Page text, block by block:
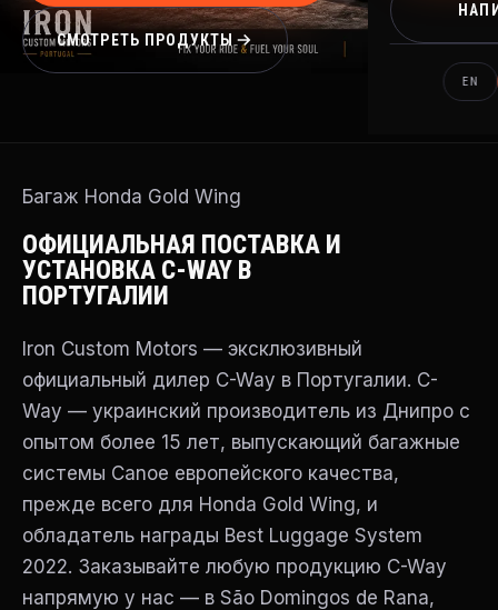
EN
СМОТРЕТЬ ПРОДУКТЫ
Багаж Honda Gold Wing
ОФИЦИАЛЬНАЯ ПОСТАВКА И
УСТАНОВКА C-WAY В
ПОРТУГАЛИИ
Iron Custom Motors — эксклюзивный
официальный дилер C-Way в Португалии. C-
Way — украинский производитель из Днипро с
опытом более 15 лет, выпускающий багажные
системы Canoe европейского качества,
прежде всего для Honda Gold Wing, и
обладатель награды Best Luggage System
2022. Заказывайте любую продукцию C-Way
напрямую у нас — в São Domingos de Rana,